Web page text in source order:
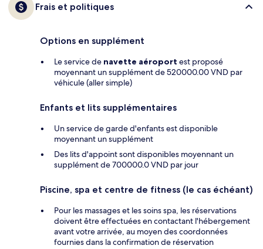
Frais et politiques
Options en supplément
Le service de navette aéroport est proposé
moyennant un supplément de 520000.00 VND par
véhicule (aller simple)
Enfants et lits supplémentaires
Un service de garde d'enfants est disponible
moyennant un supplément
Des lits d'appoint sont disponibles moyennant un
supplément de 700000.0 VND par jour
Piscine, spa et centre de fitness (le cas échéant)
Pour les massages et les soins spa, les réservations
doivent être effectuées en contactant l'hébergement
avant votre arrivée, au moyen des coordonnées
fournies dans la confirmation de réservation